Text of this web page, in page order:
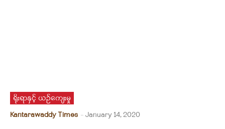
ရိုးရာနှင့် ယဉ်ကျေးမှု
Kantarawaddy Times - January 14, 2020